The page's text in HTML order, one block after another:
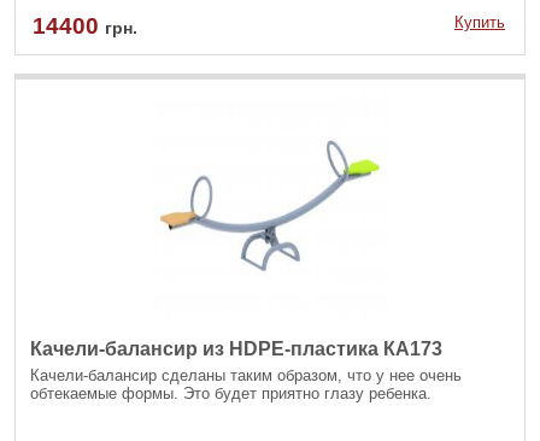
14400 грн. Купить
Качели-балансир из HDPE-пластика КА173
Качели-балансир сделаны таким образом, что у нее очень
обтекаемые формы. Это будет приятно глазу ребенка.